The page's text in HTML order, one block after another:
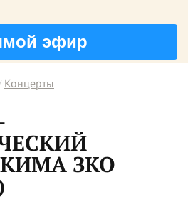
эфир
Концерты
ЗКО